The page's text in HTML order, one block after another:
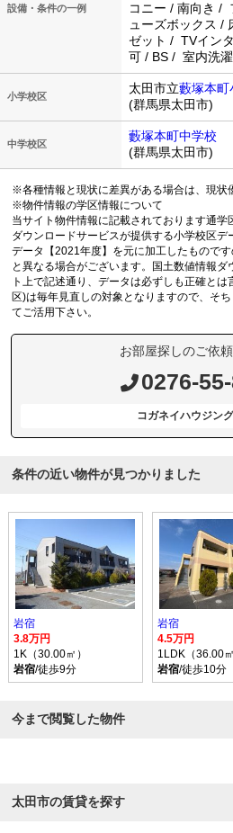
設備・条件の一例
コニー / 南向き /
ューズボックス /
ゼット / TVイン
可 / BS / 室内洗
小学校区
太田市立藪塚本町
(群馬県太田市)
中学校区
藪塚本町中学校
(群馬県太田市)
※各種情報と現状に差異がある場合は、現状
※物件情報の学区情報について
当サイト物件情報に記載されております通
ダウンロードサービスが提供する小学校区
データ【2021年度】を元に加工したもので
と異なる場合がございます。国土数値情報ダ
ト上で記述通り、データは必ずしも正確と
区)は毎年見直しの対象となりますので、そ
てご活用下さい。
お部屋探しのご依
0276-
コガネイハウジン
条件の近い物件が見つかりました
岩宿
3.8万円
1K（30.00㎡）
岩宿/徒歩9分
岩宿
4.5万円
1LDK（36.00㎡
岩宿/徒歩10分
今まで閲覧した物件
太田市の賃貸を探す